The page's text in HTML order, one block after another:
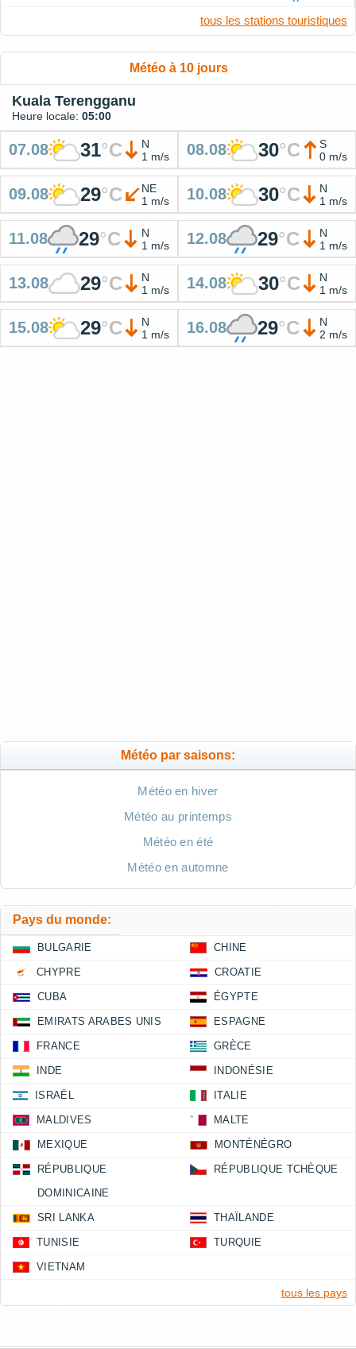
tous les stations touristiques
Météo à 10 jours
Kuala Terengganu
Heure locale: 05:00
07.08 31°C
N
1 m/s
08.08 30°C
S
0 m/s
09.08 29°C
NE
1 m/s
10.08 30°C
N
1 m/s
11.08 29°C
N
1 m/s
12.08 29°C
N
1 m/s
13.08 29°C
N
1 m/s
14.08 30°C
N
1 m/s
15.08 29°C
N
1 m/s
16.08 29°C
N
2 m/s
Météo par saisons:
Météo en hiver
Météo au printemps
Météo en été
Météo en automne
Pays du monde:
BULGARIE CHINE
CHYPRE CROATIE
CUBA ÉGYPTE
EMIRATS ARABES UNIS ESPAGNE
FRANCE GRÈCE
INDE INDONÉSIE
ISRAËL ITALIE
MALDIVES MALTE
MEXIQUE MONTÉNÉGRO
RÉPUBLIQUE
DOMINICAINE
RÉPUBLIQUE TCHÈQUE
SRI LANKA THAÏLANDE
TUNISIE TURQUIE
VIETNAM
tous les pays